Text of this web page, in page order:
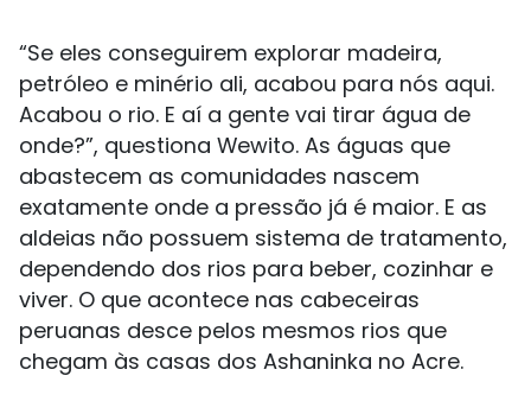
“Se eles conseguirem explorar madeira,
petróleo e minério ali, acabou para nós aqui.
Acabou o rio. E aí a gente vai tirar água de
onde?”, questiona Wewito. As águas que
abastecem as comunidades nascem
exatamente onde a pressão já é maior. E as
aldeias não possuem sistema de tratamento,
dependendo dos rios para beber, cozinhar e
viver. O que acontece nas cabeceiras
peruanas desce pelos mesmos rios que
chegam às casas dos Ashaninka no Acre.